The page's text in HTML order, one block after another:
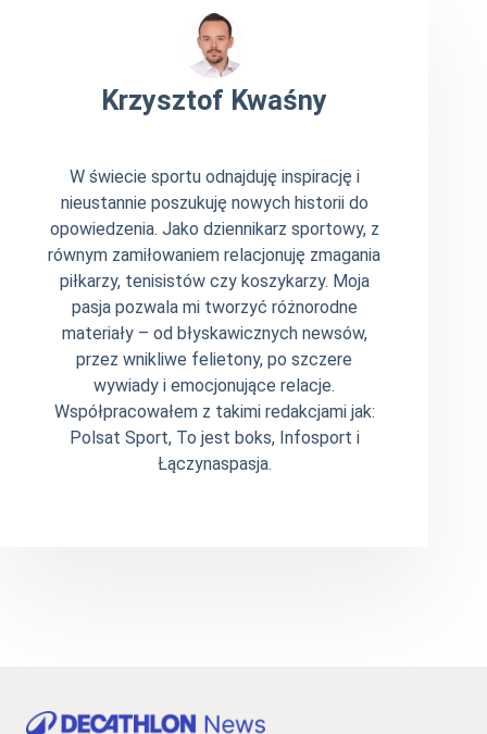
Krzysztof Kwaśny
W świecie sportu odnajduję inspirację i
nieustannie poszukuję nowych historii do
opowiedzenia. Jako dziennikarz sportowy, z
równym zamiłowaniem relacjonuję zmagania
piłkarzy, tenisistów czy koszykarzy. Moja
pasja pozwala mi tworzyć różnorodne
materiały – od błyskawicznych newsów,
przez wnikliwe felietony, po szczere
wywiady i emocjonujące relacje.
Współpracowałem z takimi redakcjami jak:
Polsat Sport, To jest boks, Infosport i
Łączynaspasja.